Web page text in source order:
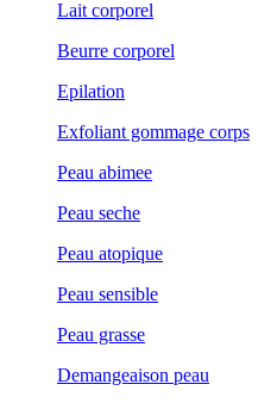
Lait corporel
Beurre corporel
Epilation
Exfoliant gommage corps
Peau abimee
Peau seche
Peau atopique
Peau sensible
Peau grasse
Demangeaison peau